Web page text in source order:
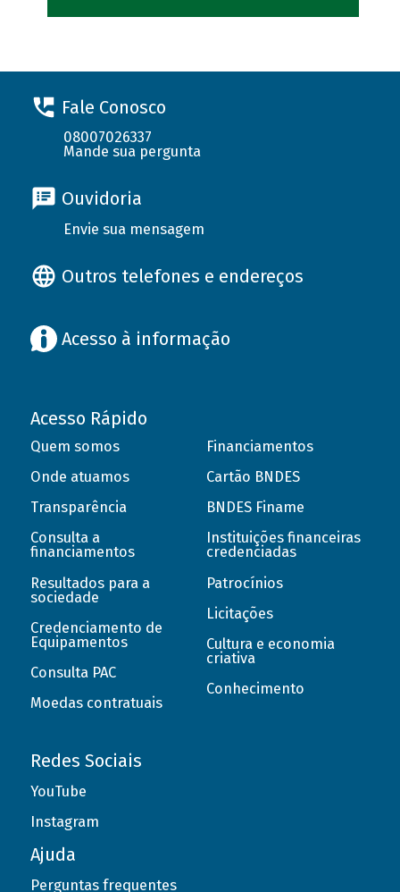
Fale Conosco
08007026337
Mande sua pergunta
Ouvidoria
Envie sua mensagem
Outros telefones e endereços
Acesso à informação
Acesso Rápido
Quem somos
Onde atuamos
Transparência
Consulta a
financiamentos
Resultados para a
sociedade
Credenciamento de
Equipamentos
Consulta PAC
Moedas contratuais
Financiamentos
Cartão BNDES
BNDES Finame
Instituições financeiras
credenciadas
Patrocínios
Licitações
Cultura e economia
criativa
Conhecimento
Redes Sociais
YouTube
Instagram
Ajuda
Perguntas frequentes